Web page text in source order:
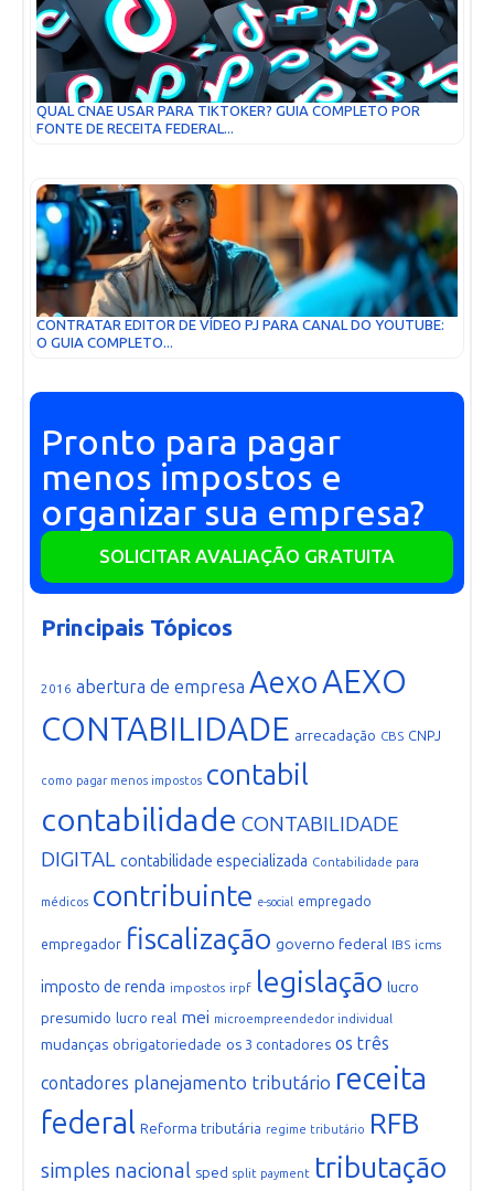
QUAL CNAE USAR PARA TIKTOKER? GUIA COMPLETO POR
FONTE DE RECEITA FEDERAL...
CONTRATAR EDITOR DE VÍDEO PJ PARA CANAL DO YOUTUBE:
O GUIA COMPLETO...
Pronto para pagar
menos impostos e
organizar sua empresa?
SOLICITAR AVALIAÇÃO GRATUITA
Principais Tópicos
2016 abertura de empresa AexoAEXO
CONTABILIDADE arrecadação CBS CNPJ
como pagar menos impostos contabil
contabilidade CONTABILIDADE
DIGITAL contabilidade especializada Contabilidade para
médicos contribuinte e-social empregado
empregador fiscalização governo federal IBS icms
imposto de renda impostos irpf legislação lucro
presumido lucro real mei microempreendedor individual
mudanças obrigatoriedade os 3 contadores os três
contadores planejamento tributário receita
federal Reforma tributária regime tributário RFB
simples nacional sped split payment tributação